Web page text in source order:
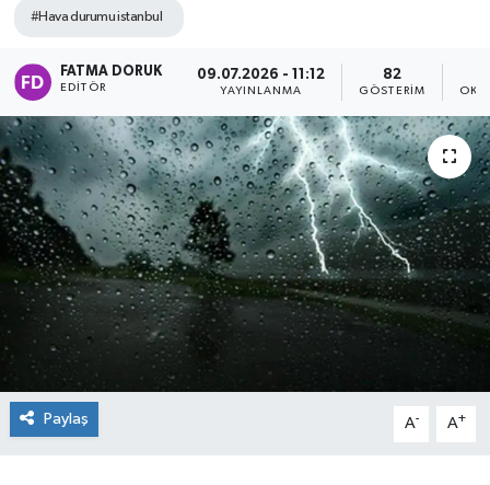
#Hava durumu istanbul
FATMA DORUK
EDITÖR
09.07.2026 - 11:12
YAYINLANMA
82
GÖSTERIM
Paylaş A- A+